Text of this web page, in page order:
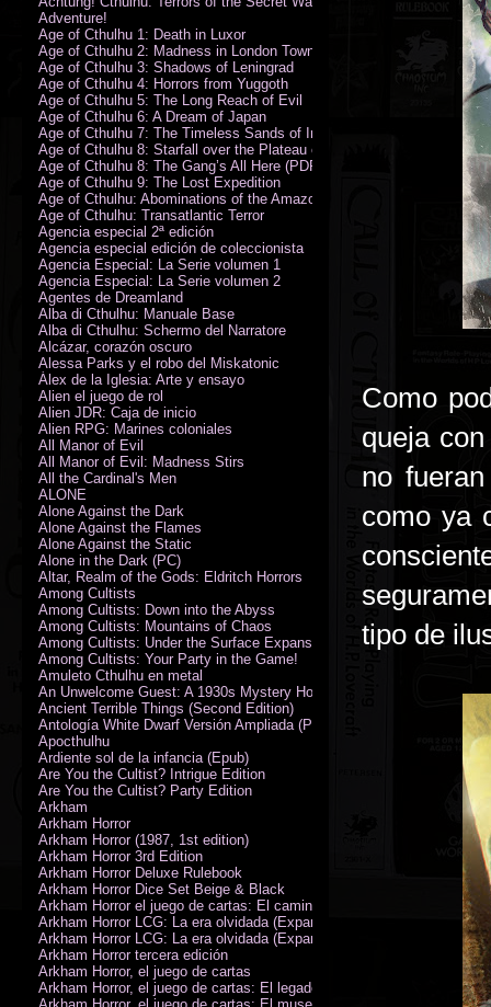
Como
queja
no
como ya
tipo de
Adventure!
Age of Cthulhu 1: Death in Luxor
Age of Cthulhu 2: Madness in London Town
Age of Cthulhu 3: Shadows of Leningrad
Age of Cthulhu 4: Horrors from Yuggoth
Age of Cthulhu 5: The Long Reach of Evil
Age of Cthulhu 6: A Dream of Japan
Age of Cthulhu 7: The Timeless Sands of India
Age of Cthulhu 8: Starfall over the Plateau of Leng
Age of Cthulhu 8: The Gang’s All Here (PDF)
Age of Cthulhu 9: The Lost Expedition
Age of Cthulhu: Abominations of the Amazon
Age of Cthulhu: Transatlantic Terror
Agencia especial 2ª edición
Agencia especial edición de coleccionista
Agencia Especial: La Serie volumen 1
Agencia Especial: La Serie volumen 2
Agentes de Dreamland
Alba di Cthulhu: Manuale Base
Alba di Cthulhu: Schermo del Narratore
Alcázar, corazón oscuro
Alessa Parks y el robo del Miskatonic
Álex de la Iglesia: Arte y ensayo
Alien el juego de rol
Alien JDR: Caja de inicio
Alien RPG: Marines coloniales
All Manor of Evil
All Manor of Evil: Madness Stirs
All the Cardinal's Men
ALONE
Alone Against the Dark
Alone Against the Flames
Alone Against the Static
Alone in the Dark (PC)
Altar, Realm of the Gods: Eldritch Horrors
Among Cultists
Among Cultists: Down into the Abyss
Among Cultists: Mountains of Chaos
Among Cultists: Under the Surface Expansion
Among Cultists: Your Party in the Game!
Amuleto Cthulhu en metal
An Unwelcome Guest: A 1930s Mystery Horror Adventure RPG
Ancient Terrible Things (Second Edition)
Antología White Dwarf Versión Ampliada (PDF)
Apocthulhu
Ardiente sol de la infancia (Epub)
Are You the Cultist? Intrigue Edition
Are You the Cultist? Party Edition
Arkham
Arkham Horror
Arkham Horror (1987, 1st edition)
Arkham Horror 3rd Edition
Arkham Horror Deluxe Rulebook
Arkham Horror Dice Set Beige & Black
Arkham Horror el juego de cartas: El camino a Carcosa - Exp.
Arkham Horror LCG: La era olvidada (Expansión de campaña)
Arkham Horror LCG: La era olvidada (Expansión de investigadores)
Arkham Horror tercera edición
Arkham Horror, el juego de cartas
Arkham Horror, el juego de cartas: El legado de Dunwich expansión